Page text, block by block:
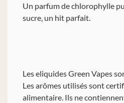
Un parfum de chlorophylle
sucre, un hit parfait.
Les eliquides Green Vapes
Les arômes utilisés sont
alimentaire. Ils ne